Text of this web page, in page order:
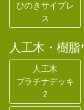
ひのきサイプレ
ス
人工木・樹
人工木
プラチナデッキ
2